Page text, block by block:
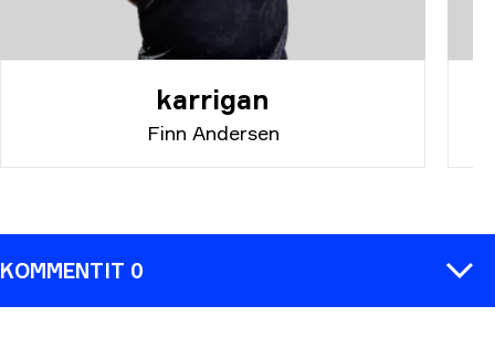
karrigan
Finn Andersen
KOMMENTIT 0